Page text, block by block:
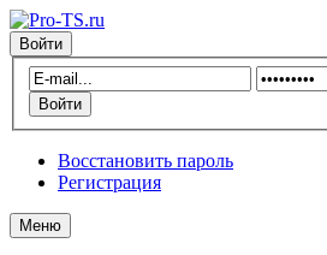
Войти
Восстановить пароль
Регистрация
Меню